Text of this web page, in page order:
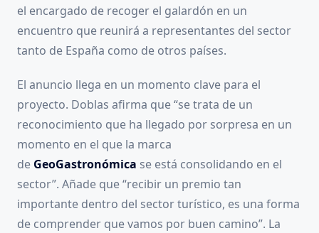
el encargado de recoger el galardón en un
encuentro que reunirá a representantes del sector
tanto de España como de otros países.
El anuncio llega en un momento clave para el
proyecto. Doblas afirma que “se trata de un
reconocimiento que ha llegado por sorpresa en un
momento en el que la marca
de GeoGastronómica se está consolidando en el
sector”. Añade que “recibir un premio tan
importante dentro del sector turístico, es una forma
de comprender que vamos por buen camino”. La